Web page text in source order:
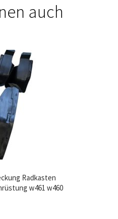
auch
Radkasten
w461 w460